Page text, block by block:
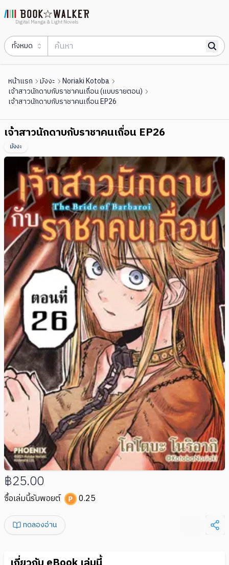
Digital Manga & Light Novels
ทั้งหมด
หน้าแรก มังงะ
Noriaki Kotoba
เจ้าสาวนักดาบกับราชาคนเถื่อน (แบบรายตอน)
เจ้าสาวนักดาบกับราชาคนเถื่อน EP26
เจ้าสาวนักดาบกับราชาคนเถื่อน EP26
มังงะ
฿25.00
ซื้อเล่มนี้รับพอยต์ 0.25
ทดลองอ่าน